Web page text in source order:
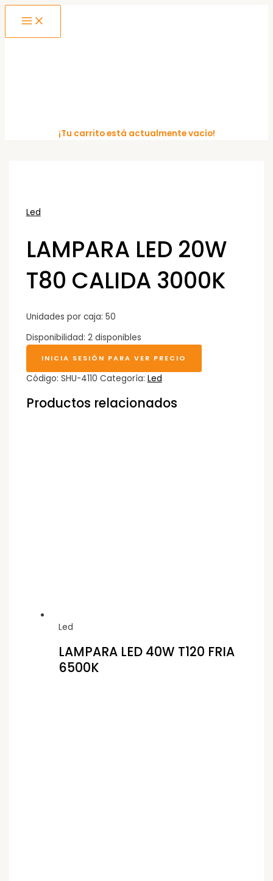
Ir
MENU
¡Tu carrito está actualmente vacío!
Led
LAMPARA LED 20W
T80 CALIDA 3000K
Unidades por caja: 50
Disponibilidad: 2 disponibles
INICIA SESIÓN PARA VER PRECIO
Código: SHU-4110 Categoría: Led
Productos relacionados
Led
LAMPARA LED 40W T120 FRIA
6500K